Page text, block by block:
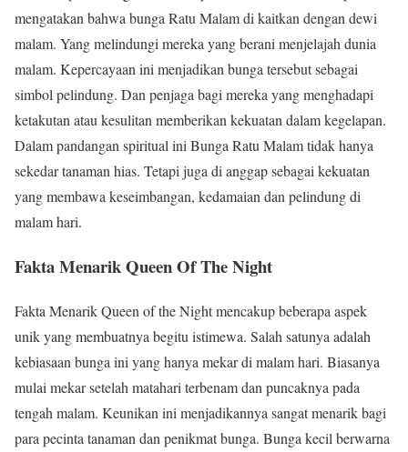
mengatakan bahwa bunga Ratu Malam di kaitkan dengan dewi
malam. Yang melindungi mereka yang berani menjelajah dunia
malam. Kepercayaan ini menjadikan bunga tersebut sebagai
simbol pelindung. Dan penjaga bagi mereka yang menghadapi
ketakutan atau kesulitan memberikan kekuatan dalam kegelapan.
Dalam pandangan spiritual ini Bunga Ratu Malam tidak hanya
sekedar tanaman hias. Tetapi juga di anggap sebagai kekuatan
yang membawa keseimbangan, kedamaian dan pelindung di
malam hari.
Fakta Menarik Queen Of The Night
Fakta Menarik Queen of the Night mencakup beberapa aspek
unik yang membuatnya begitu istimewa. Salah satunya adalah
kebiasaan bunga ini yang hanya mekar di malam hari. Biasanya
mulai mekar setelah matahari terbenam dan puncaknya pada
tengah malam. Keunikan ini menjadikannya sangat menarik bagi
para pecinta tanaman dan penikmat bunga. Bunga kecil berwarna